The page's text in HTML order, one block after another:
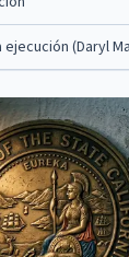
ejecución (Daryl